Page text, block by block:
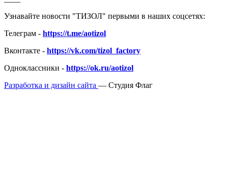
Узнавайте новости "ТИЗОЛ" первыми в наших соцсетях:
Телеграм - https://t.me/aotizol
Вконтакте - https://vk.com/tizol_factory
Одноклассники - https://ok.ru/aotizol
Разработка и дизайн сайта — Студия Флаг